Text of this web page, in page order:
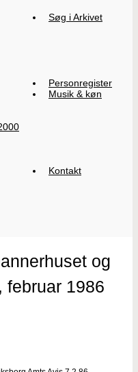
Søg i Arkivet
Personregister
Musik & køn
Kontakt
og
februar 1986